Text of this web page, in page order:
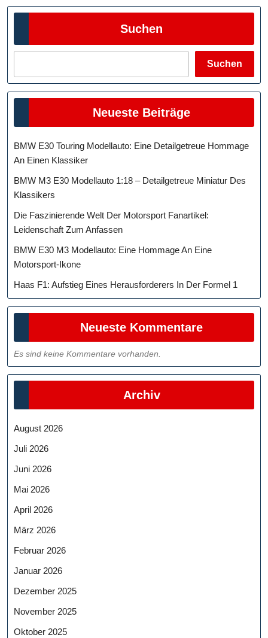
Suchen
Suchen
Neueste Beiträge
BMW E30 Touring Modellauto: Eine Detailgetreue Hommage
An Einen Klassiker
BMW M3 E30 Modellauto 1:18 – Detailgetreue Miniatur Des
Klassikers
Die Faszinierende Welt Der Motorsport Fanartikel:
Leidenschaft Zum Anfassen
BMW E30 M3 Modellauto: Eine Hommage An Eine
Motorsport-Ikone
Haas F1: Aufstieg Eines Herausforderers In Der Formel 1
Neueste Kommentare
Es sind keine Kommentare vorhanden.
Archiv
August 2026
Juli 2026
Juni 2026
Mai 2026
April 2026
März 2026
Februar 2026
Januar 2026
Dezember 2025
November 2025
Oktober 2025